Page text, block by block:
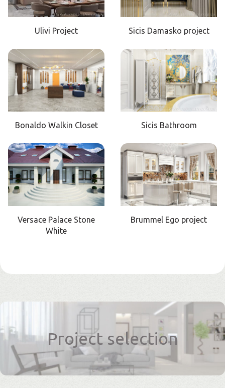
Ulivi Project Sicis Damasko project
Bonaldo Walkin Closet Sicis Bathroom
Versace Palace Stone
White
Brummel Ego project
Project selection